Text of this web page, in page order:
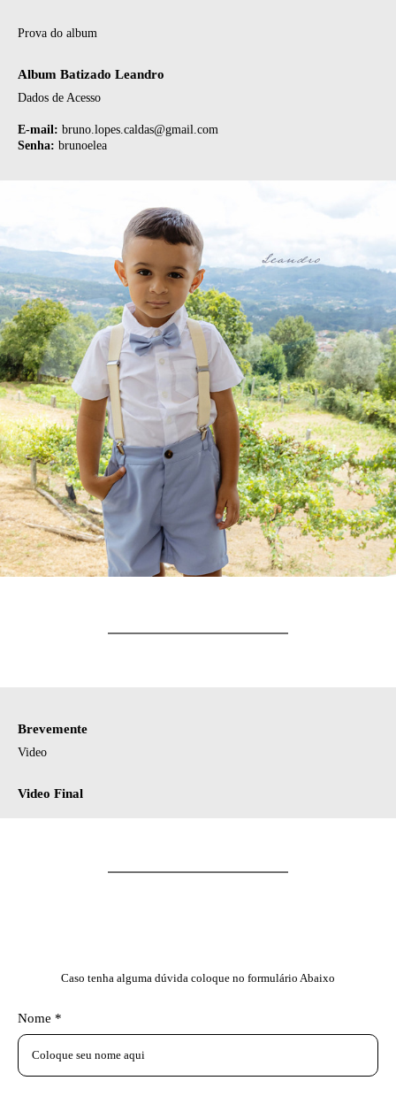
Prova do album
Album Batizado Leandro
Dados de Acesso
E-mail: bruno.lopes.caldas@gmail.com
Senha: brunoelea
Brevemente
Video
Video Final
Caso tenha alguma dúvida coloque no formulário Abaixo
Nome *